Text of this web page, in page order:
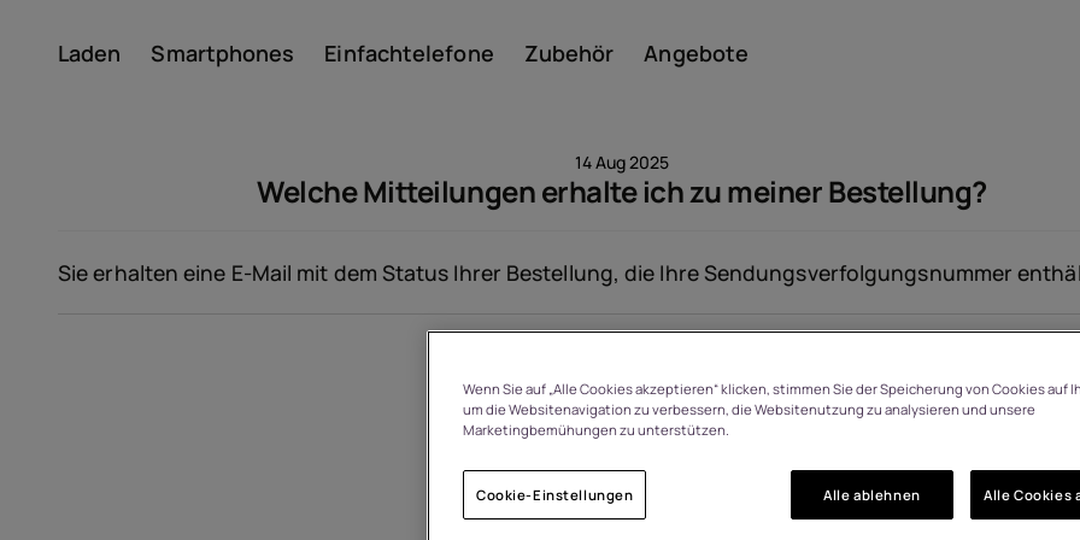
Laden Smartphones Einfachtelefone Zubehör Angebote
14 Aug 2025
Welche Mitteilungen erhalte ich zu meiner Bestellung?
Sie erhalten eine E-Mail mit dem Status Ihrer Bestellung, die Ihre Sendungsverfolgungsnummer
Wenn Sie auf „Alle Cookies akzeptieren“ klicken, stimmen Sie der Speicherung von Cookies auf
um die Websitenavigation zu verbessern, die Websitenutzung zu analysieren und unsere
Marketingbemühungen zu unterstützen.
Cookie-Einstellungen Alle ablehnen Alle Cookies